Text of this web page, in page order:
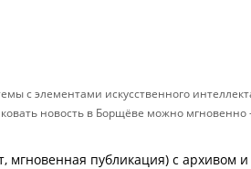
с элементами искусственного
новость в Борщёве можно
публикация) с архивом